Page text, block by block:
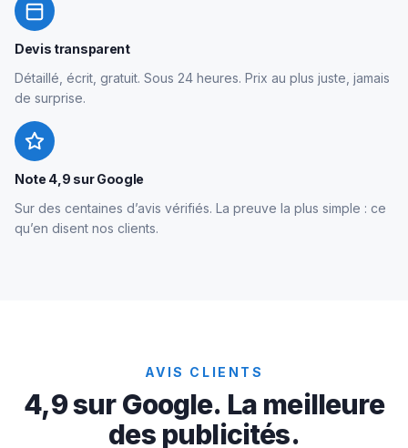
Devis transparent
Détaillé, écrit, gratuit. Sous 24 heures. Prix au plus juste, jamais
de surprise.
Note 4,9 sur Google
Sur des centaines d’avis vérifiés. La preuve la plus simple : ce
qu’en disent nos clients.
AVIS CLIENTS
4,9 sur Google. La meilleure
des publicités.